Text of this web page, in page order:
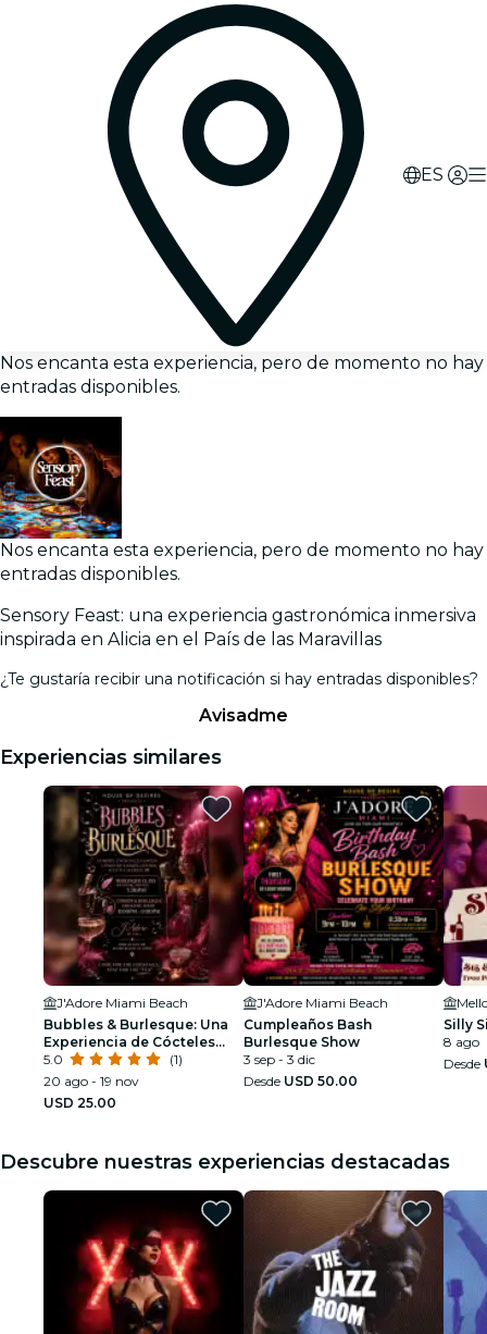
ES
Nos encanta esta experiencia, pero de momento no hay
entradas disponibles.
Nos encanta esta experiencia, pero de momento no hay
entradas disponibles.
Sensory Feast: una experiencia gastronómica inmersiva
inspirada en Alicia en el País de las Maravillas
¿Te gustaría recibir una notificación si hay entradas disponibles?
Avisadme
Experiencias similares
J'Adore Miami Beach
Bubbles & Burlesque: Una
Experiencia de Cócteles
para Una Noche de Chicas
5.0
(1)
20 ago - 19 nov
USD 25.00
J'Adore Miami Beach
Cumpleaños Bash
Burlesque Show
3 sep - 3 dic
Desde USD 50.00
Silly
8 ago
Desde
Descubre nuestras experiencias destacadas